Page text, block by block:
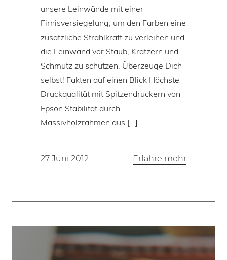
unsere Leinwände mit einer
Firnisversiegelung, um den Farben eine
zusätzliche Strahlkraft zu verleihen und
die Leinwand vor Staub, Kratzern und
Schmutz zu schützen. Überzeuge Dich
selbst! Fakten auf einen Blick Höchste
Druckqualität mit Spitzendruckern von
Epson Stabilität durch
Massivholzrahmen aus […]
27 Juni 2012 Erfahre mehr